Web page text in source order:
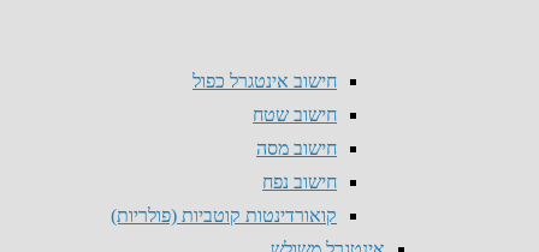
חישוב אינטגרל כפול
חישוב שטח
חישוב מסה
חישוב נפח
קואורדינטות קוטביות (פולריות)